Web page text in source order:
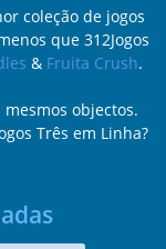
coleção de jogos
que 312Jogos
& Fruita Crush.
objectos.
Três em Linha?